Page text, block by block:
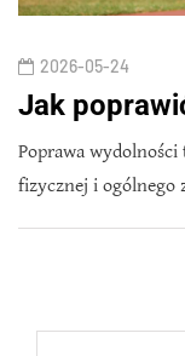
2026-05-24
Jak
Poprawa
fizycznej i ogólnego